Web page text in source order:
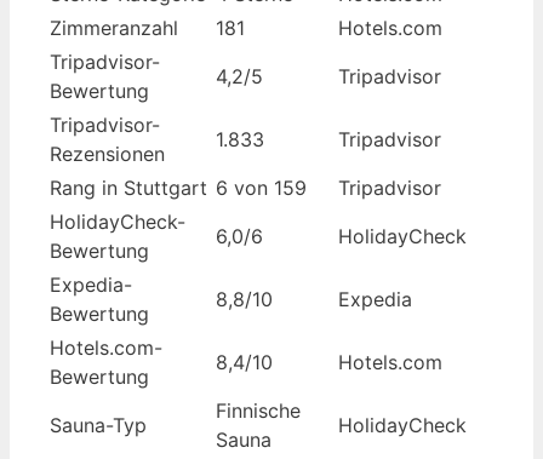
Zimmeranzahl
181
Hotels.com
Tripadvisor-
Bewertung
4,2/5
Tripadvisor
Tripadvisor-
Rezensionen
1.833
Tripadvisor
Rang in Stuttgart 6 von 159
Tripadvisor
HolidayCheck-
Bewertung
6,0/6
HolidayCheck
Expedia-
Bewertung
8,8/10
Expedia
Hotels.com-
Bewertung
8,4/10 Hotels.com
Sauna-Typ
Finnische
Sauna
HolidayCheck